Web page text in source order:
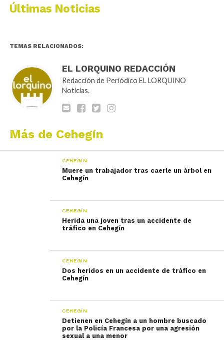
Últimas Noticias
TEMAS RELACIONADOS:
EL LORQUINO REDACCIÓN
Redacción de Periódico EL LORQUINO
Noticias.
Más de Cehegín
CEHEGÍN
Muere un trabajador tras caerle un árbol en
Cehegín
CEHEGÍN
Herida una joven tras un accidente de
tráfico en Cehegín
CEHEGÍN
Dos heridos en un accidente de tráfico en
Cehegín
CEHEGÍN
Detienen en Cehegín a un hombre buscado
por la Policía Francesa por una agresión
sexual a una menor​